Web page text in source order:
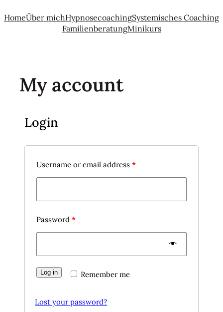
zum
HomeÜber michHypnosecoachingSystemisches Coaching
FamilienberatungMinikurs
My account
Login
Username or email address*
Password*
Remember me
Log in
Lost your password?